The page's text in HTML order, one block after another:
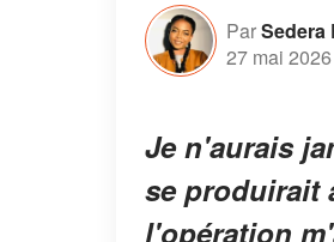
ParSedera
27 mai 2026
Je n'aurais
se produirait
l'opération